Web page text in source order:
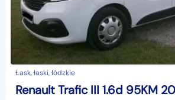
Łask, łaski, łódzkie